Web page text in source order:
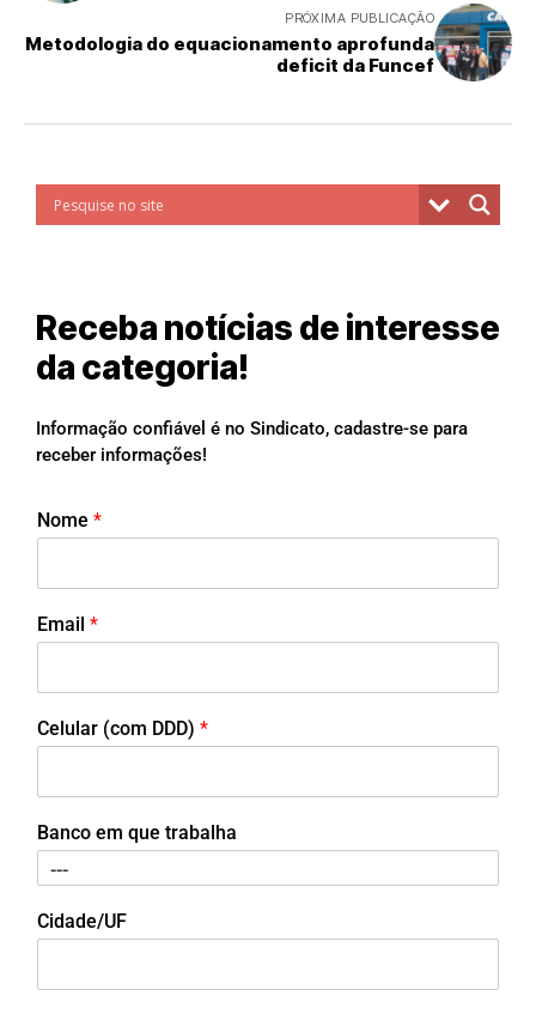
PRÓXIMA PUBLICAÇÃO
Metodologia do equacionamento aprofunda
deficit da Funcef
Receba notícias de interesse
da categoria!
Informação confiável é no Sindicato, cadastre-se para
receber informações!
Nome *
Email *
Celular (com DDD) *
Banco em que trabalha
Cidade/UF